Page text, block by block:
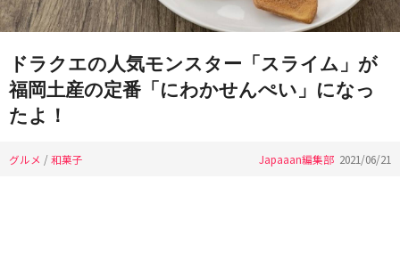
ドラクエの人気モンスター「スライム」が
福岡土産の定番「にわかせんぺい」になっ
たよ！
グルメ /和菓子 Japaaan編集部 2021/06/21